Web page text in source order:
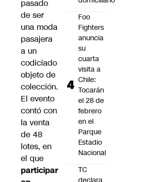
pasado
de ser
una moda
pasajera
a un
codiciado
objeto de
colección.
El evento
contó con
la venta
de 48
lotes, en
el que
participar
Foo
Fighters
anuncia
su
cuarta
visita a
Chile:
Tocarán
el 28 de
febrero
en el
Parque
Estadio
Nacional
TC